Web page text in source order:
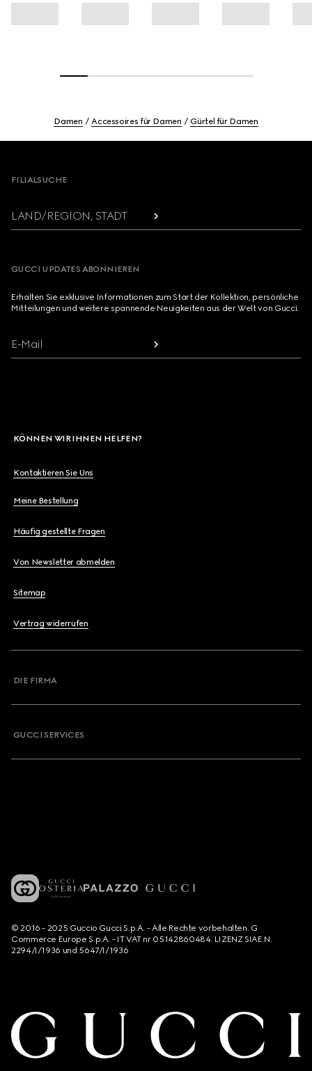
Damen Accessoires für Damen Gürtel für Damen
FILIALSUCHE
LAND/REGION, STADT
GUCCI UPDATES ABONNIEREN
Erhalten Sie exklusive Informationen zum Start der Kollektion, persönliche
Mitteilungen und weitere spannende Neuigkeiten aus der Welt von Gucci.
E-Mail
KÖNNEN WIR IHNEN HELFEN?
Kontaktieren Sie Uns
Meine Bestellung
Häufig gestellte Fragen
Von Newsletter abmelden
Sitemap
Vertrag widerrufen
DIE FIRMA
GUCCI SERVICES
© 2016 - 2025 Guccio Gucci S.p.A. - Alle Rechte vorbehalten. G
Commerce Europe S.p.A. - IT VAT nr 05142860484. LIZENZ SIAE N.
2294/I/1936 und 5647/I/1936